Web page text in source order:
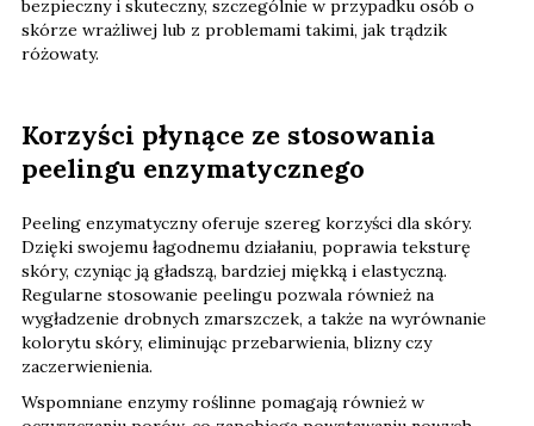
bezpieczny i skuteczny, szczególnie w przypadku osób o
skórze wrażliwej lub z problemami takimi, jak trądzik
różowaty.
Korzyści płynące ze stosowania
peelingu enzymatycznego
Peeling enzymatyczny oferuje szereg korzyści dla skóry.
Dzięki swojemu łagodnemu działaniu, poprawia teksturę
skóry, czyniąc ją gładszą, bardziej miękką i elastyczną.
Regularne stosowanie peelingu pozwala również na
wygładzenie drobnych zmarszczek, a także na wyrównanie
kolorytu skóry, eliminując przebarwienia, blizny czy
zaczerwienienia.
Wspomniane enzymy roślinne pomagają również w